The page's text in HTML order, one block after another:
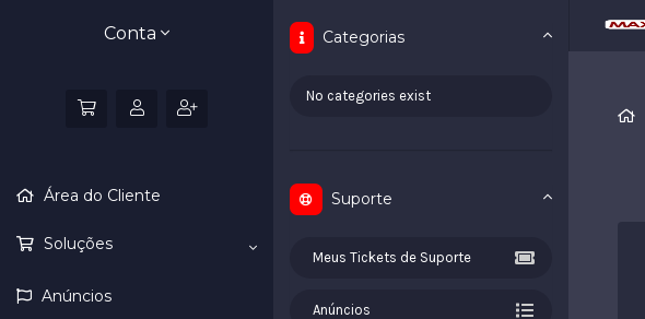
Conta
Área do Cliente
Soluções
Anúncios
Categorias
No categories exist
Suporte
Meus Tickets de Suporte
Anúncios